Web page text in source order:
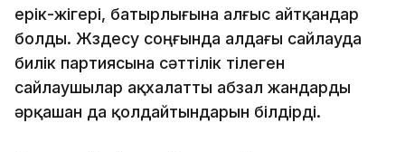
ерік-жігері, батырлығына алғыс айтқандар
болды. Жүздесу соңғында алдағы сайлауда
билік партиясына сәттілік тілеген
сайлаушылар ақхалатты абзал жандарды
әрқашан да қолдайтындарын білдірді.